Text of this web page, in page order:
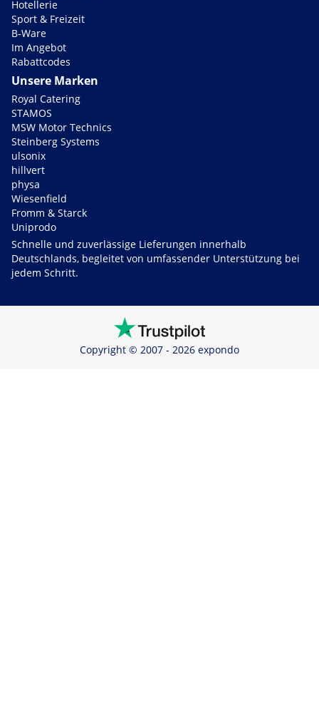
Hotellerie
Sport & Freizeit
B-Ware
Im Angebot
Rabattcodes
Unsere Marken
Royal Catering
STAMOS
MSW Motor Technics
Steinberg Systems
ulsonix
hillvert
physa
Wiesenfield
Fromm & Starck
Uniprodo
Schnelle und zuverlässige Lieferungen innerhalb
Deutschlands, begleitet von umfassender Unterstützung bei
jedem Schritt.
Copyright © 2007 - 2026 expondo